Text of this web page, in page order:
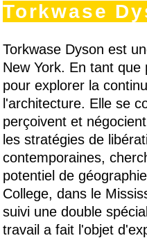
Torkwase
Torkwase Dyson est
New York. En tant
pour explorer la
l'architecture. Elle se
perçoivent et
les stratégies de
contemporaines,
potentiel de
College, dans le
suivi une double
travail a fait l'objet